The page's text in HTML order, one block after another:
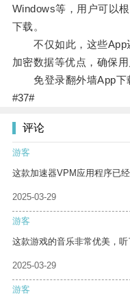
Windows等，用户可以
下载。
不仅如此，这些App
加密数据等优点，确保
免登录翻外墙App下
#37#
评论
游客
这款加速器VPM应用程序已
2025-03-29
游客
这款游戏的音乐非常优美，听
2025-03-29
游客